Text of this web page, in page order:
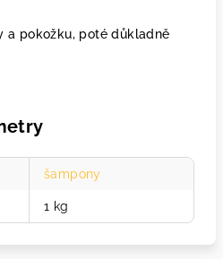
a pokožku, poté důkladně
šampony
1 kg